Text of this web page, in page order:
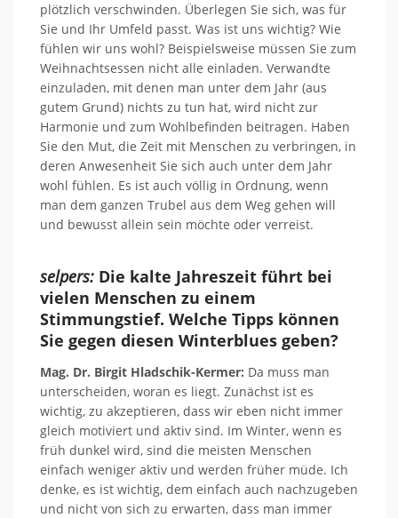
plötzlich verschwinden. Überlegen Sie sich, was für
Sie und Ihr Umfeld passt. Was ist uns wichtig? Wie
fühlen wir uns wohl? Beispielsweise müssen Sie zum
Weihnachtsessen nicht alle einladen. Verwandte
einzuladen, mit denen man unter dem Jahr (aus
gutem Grund) nichts zu tun hat, wird nicht zur
Harmonie und zum Wohlbefinden beitragen. Haben
Sie den Mut, die Zeit mit Menschen zu verbringen, in
deren Anwesenheit Sie sich auch unter dem Jahr
wohl fühlen. Es ist auch völlig in Ordnung, wenn
man dem ganzen Trubel aus dem Weg gehen will
und bewusst allein sein möchte oder verreist.
selpers: Die kalte Jahreszeit führt bei
vielen Menschen zu einem
Stimmungstief. Welche Tipps können
Sie gegen diesen Winterblues geben?
Mag. Dr. Birgit Hladschik-Kermer: Da muss man
unterscheiden, woran es liegt. Zunächst ist es
wichtig, zu akzeptieren, dass wir eben nicht immer
gleich motiviert und aktiv sind. Im Winter, wenn es
früh dunkel wird, sind die meisten Menschen
einfach weniger aktiv und werden früher müde. Ich
denke, es ist wichtig, dem einfach auch nachzugeben
und nicht von sich zu erwarten, dass man immer